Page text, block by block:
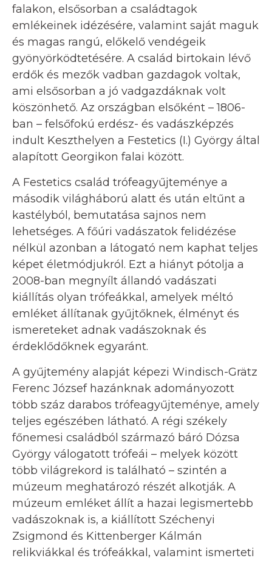
falakon, elsősorban a családtagok
emlékeinek idézésére, valamint saját maguk
és magas rangú, előkelő vendégeik
gyönyörködtetésére. A család birtokain lévő
erdők és mezők vadban gazdagok voltak,
ami elsősorban a jó vadgazdáknak volt
köszönhető. Az országban elsőként – 1806-
ban – felsőfokú erdész- és vadászképzés
indult Keszthelyen a Festetics (I.) György által
alapított Georgikon falai között.
A Festetics család trófeagyűjteménye a
második világháború alatt és után eltűnt a
kastélyból, bemutatása sajnos nem
lehetséges. A főúri vadászatok felidézése
nélkül azonban a látogató nem kaphat teljes
képet életmódjukról. Ezt a hiányt pótolja a
2008-ban megnyílt állandó vadászati
kiállítás olyan trófeákkal, amelyek méltó
emléket állítanak gyűjtőknek, élményt és
ismereteket adnak vadászoknak és
érdeklődőknek egyaránt.
A gyűjtemény alapját képezi Windisch-Grätz
Ferenc József hazánknak adományozott
több száz darabos trófeagyűjteménye, amely
teljes egészében látható. A régi székely
főnemesi családból származó báró Dózsa
György válogatott trófeái – melyek között
több világrekord is található – szintén a
múzeum meghatározó részét alkotják. A
múzeum emléket állít a hazai legismertebb
vadászoknak is, a kiállított Széchenyi
Zsigmond és Kittenberger Kálmán
relikviákkal és trófeákkal, valamint ismerteti